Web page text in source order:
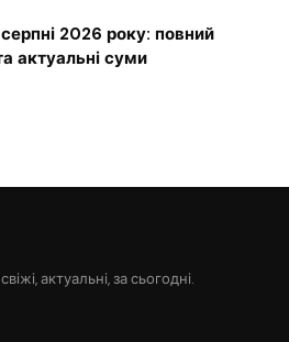
2026 року: повний
актуальні суми
актуальні, за сьогодні.